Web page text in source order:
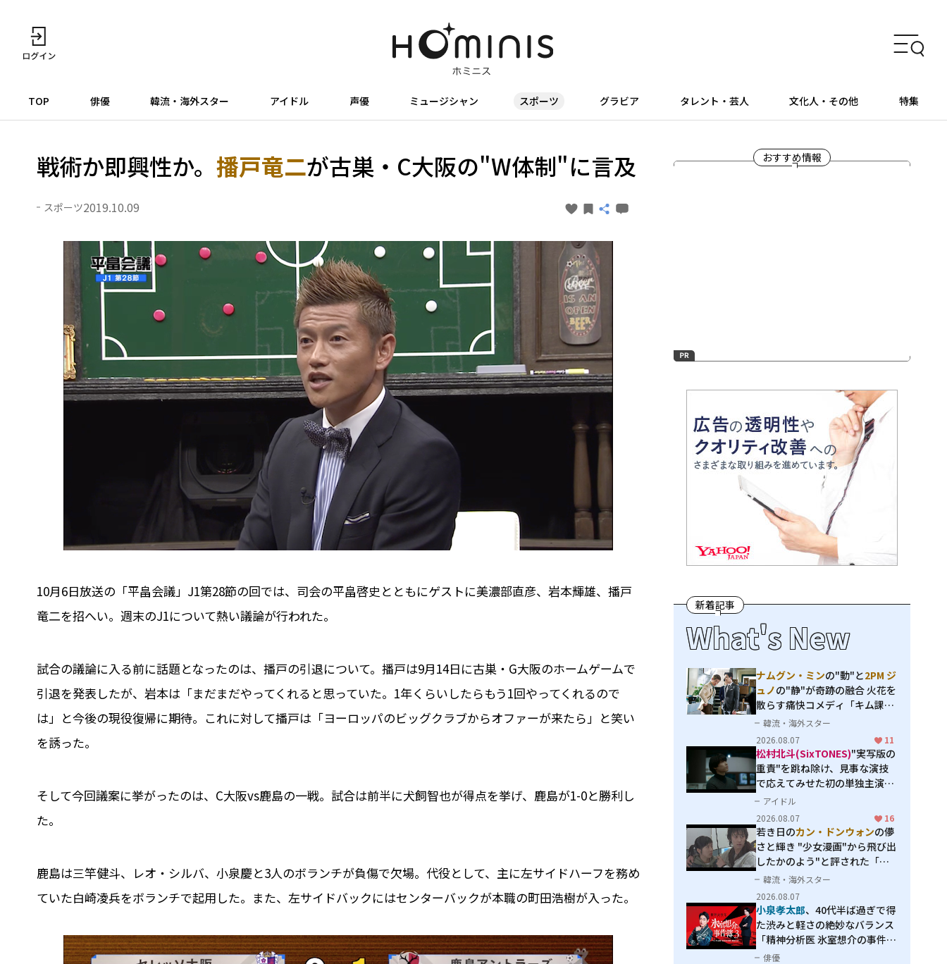
TOP 俳優 韓流・海外スター アイドル 声優 ミュージシャン スポーツ グラビア タレント・芸人 文化人・その他 特集
戦術か即興性か。 播戸竜二が古巣・C大阪の"W体制"に言及
スポーツ2019.10.09
10月6日放送の「平畠会議」J1第28節の回では、司会の平畠啓史とともにゲストに美濃部直彦、岩本輝雄、播戸
竜二を招へい。週末のJ1について熱い議論が行われた。
試合の議論に入る前に話題となったのは、播戸の引退について。播戸は9月14日に古巣・G大阪のホームゲームで
引退を発表したが、岩本は「まだまだやってくれると思っていた。1年くらいしたらもう1回やってくれるので
は」と今後の現役復帰に期待。これに対して播戸は「ヨーロッパのビッグクラブからオファーが来たら」と笑い
を誘った。
そして今回議案に挙がったのは、C大阪vs鹿島の一戦。試合は前半に犬飼智也が得点を挙げ、鹿島が1-0と勝利し
た。
鹿島は三竿健斗、レオ・シルバ、小泉慶と3人のボランチが負傷で欠場。代役として、主に左サイドハーフを務め
ていた白崎凌兵をボランチで起用した。また、左サイドバックにはセンターバックが本職の町田浩樹が入った。
おすすめ情報
新着記事
What's New
ナムグン・ミンの"動"と2PM ジ
ュノの"静"が奇跡の融合 火花を
散らす痛快コメディ「キム課長
とソ理事～Bravo! Your Life
～」
韓流・海外スター
2026.08.07
11
松村北斗(SixTONES)"実写版の
重責"を跳ね除け、見事な演技
で応えてみせた初の単独主演映
画「秒速5センチメートル」
アイドル
2026.08.07
16
若き日のカン・ドンウォンの儚
さと輝き "少女漫画"から飛び出
したかのよう"と評された「オ
オカミの誘惑」
韓流・海外スター
2026.08.07
小泉孝太郎、40代半ば過ぎで得
た渋みと軽さの絶妙なバランス
「精神分析医 氷室想介の事件簿
３」で見せる進化
俳優